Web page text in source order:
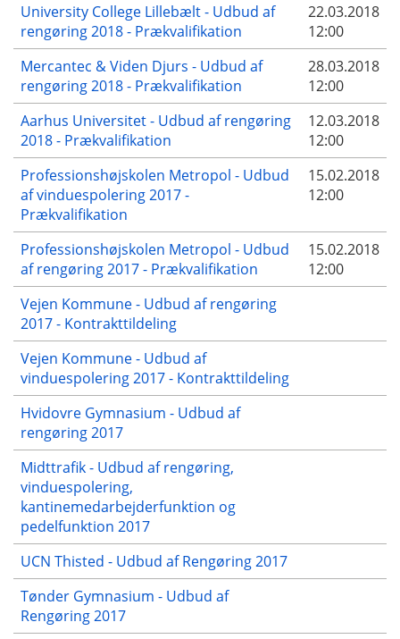
University College Lillebælt - Udbud af
rengøring 2018 - Prækvalifikation
22.03.2018
12:00
Mercantec & Viden Djurs - Udbud af
rengøring 2018 - Prækvalifikation
28.03.2018
12:00
Aarhus Universitet - Udbud af rengøring
2018 - Prækvalifikation
12.03.2018
12:00
Professionshøjskolen Metropol - Udbud
af vinduespolering 2017 -
Prækvalifikation
15.02.2018
12:00
Professionshøjskolen Metropol - Udbud
af rengøring 2017 - Prækvalifikation
15.02.2018
12:00
Vejen Kommune - Udbud af rengøring
2017 - Kontrakttildeling
Vejen Kommune - Udbud af
vinduespolering 2017 - Kontrakttildeling
Hvidovre Gymnasium - Udbud af
rengøring 2017
Midttrafik - Udbud af rengøring,
vinduespolering,
kantinemedarbejderfunktion og
pedelfunktion 2017
UCN Thisted - Udbud af Rengøring 2017
Tønder Gymnasium - Udbud af
Rengøring 2017